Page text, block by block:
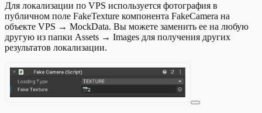
Для локализации по VPS используется фотография в
публичном поле FakeTexture компонента FakeCamera на
объекте VPS → MockData. Вы можете заменить ее на любую
другую из папки Assets → Images для получения других
результатов локализации.